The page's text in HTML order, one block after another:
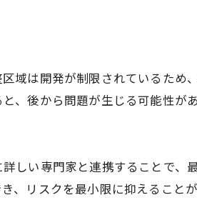
要点
るには
標
プローチ
域は開発が制限されているため
、後から問題が生じる可能性が
しい専門家と連携することで、
、リスクを最小限に抑えることが